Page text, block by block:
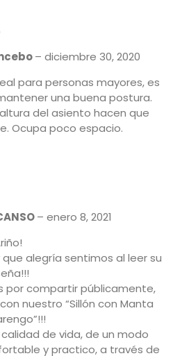
– diciembre 30, 2020
para personas mayores, es
una buena postura.
del asiento hacen que
Ocupa poco espacio.
– enero 8, 2021
alegría sentimos al leer su
por compartir públicamente,
nuestro “Sillón con Manta
de vida, de un modo
y practico, a través de